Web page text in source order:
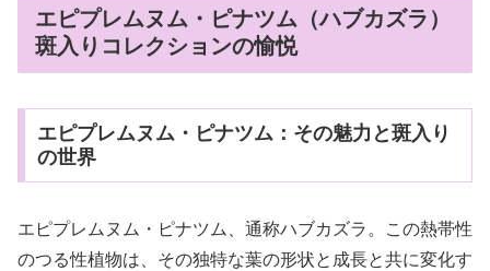
エピプレムヌム・ピナツム（ハブカズラ）
斑入りコレクションの愉悦
エピプレムヌム・ピナツム：その魅力と斑入り
の世界
エピプレムヌム・ピナツム、通称ハブカズラ。この熱帯性
のつる性植物は、その独特な葉の形状と成長と共に変化す